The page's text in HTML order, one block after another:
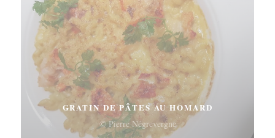
GRATIN DE PÂTES AU HOMARD
© Pierre Négrevergne